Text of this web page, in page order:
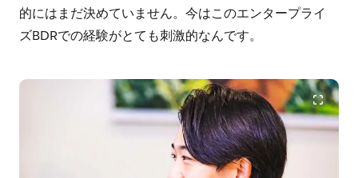
的にはまだ決めていません。今はこのエンタープライ
ズBDRでの経験がとても刺激的なんです。